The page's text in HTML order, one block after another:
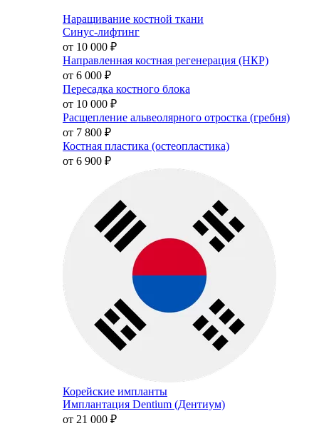
Наращивание костной ткани
Синус-лифтинг
от 10 000 ₽
Направленная костная регенерация (НКР)
от 6 000 ₽
Пересадка костного блока
от 10 000 ₽
Расщепление альвеолярного отростка (гребня)
от 7 800 ₽
Костная пластика (остеопластика)
от 6 900 ₽
Корейские импланты
Имплантация Dentium (Дентиум)
от 21 000 ₽